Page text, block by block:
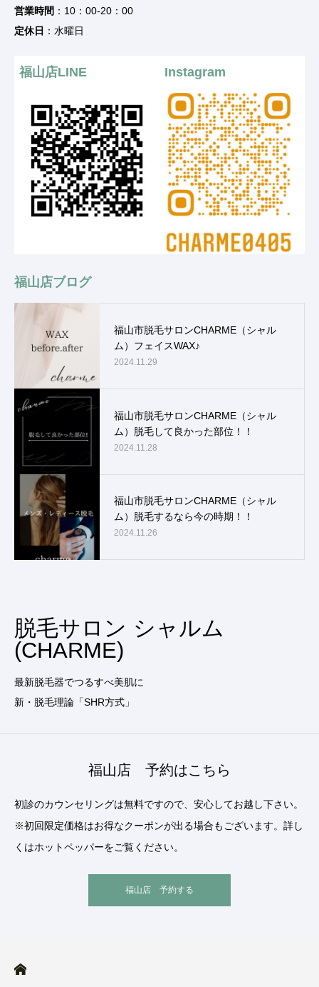
営業時間 ：10：00-20：00
定休日 ：水曜日
福山店LINE Instagram
福山店ブログ
福山市脱毛サロンCHARME（シャル
ム）フェイスWAX♪
2024.11.29
福山市脱毛サロンCHARME（シャル
ム）脱毛して良かった部位！！
2024.11.28
福山市脱毛サロンCHARME（シャル
ム）脱毛するなら今の時期！！
2024.11.26
脱毛サロン シャルム
(CHARME)
最新脱毛器でつるすべ美肌に
新・脱毛理論「SHR方式」
福山店 予約はこちら
初診のカウンセリングは無料ですので、安心してお越し下さい。
※初回限定価格はお得なクーポンが出る場合もございます。詳し
くはホットペッパーをご覧ください。
福山店 予約する